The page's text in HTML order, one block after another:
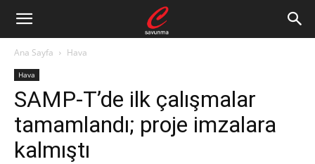
Ana Sayfa Hava
Hava
SAMP-T’de ilk çalışmalar
tamamlandı; proje imzalara
kalmıştı